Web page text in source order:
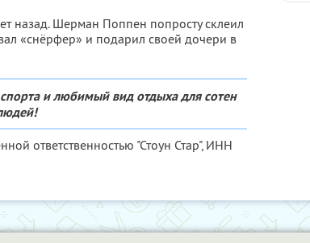
назад. Шерман Поппен попросту склеил
«снёрфер» и подарил своей дочери в
и любимый вид отдыха для сотен
ответственностью "Стоун Стар",ИНН